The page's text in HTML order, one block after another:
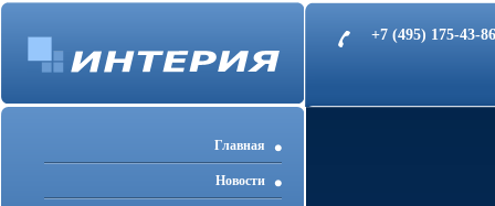
+7 (495) 175-43-
Главная
Новости